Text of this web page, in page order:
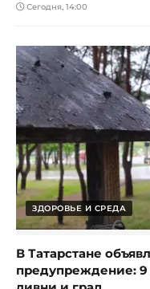
Сегодня, 14:00
ЗДОРОВЬЕ И СРЕДА
В Татарстане
предупреждение: 9